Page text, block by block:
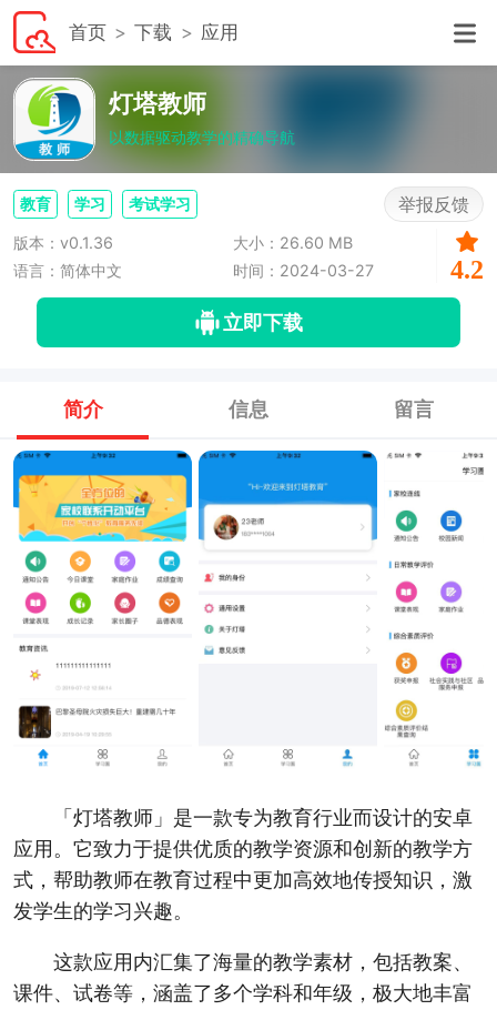
首页 下载 应用
灯塔教师
以数据驱动教学的精确导航
教育 学习 考试学习 举报反馈
版本：v0.1.36
大小：26.60 MB
语言：简体中文
时间：2024-03-27 4.2
立即下载
简介 信息 留言
「灯塔教师」是一款专为教育行业而设计的安卓
应用。它致力于提供优质的教学资源和创新的教学方
式，帮助教师在教育过程中更加高效地传授知识，激
发学生的学习兴趣。
这款应用内汇集了海量的教学素材，包括教案、
课件、试卷等，涵盖了多个学科和年级，极大地丰富